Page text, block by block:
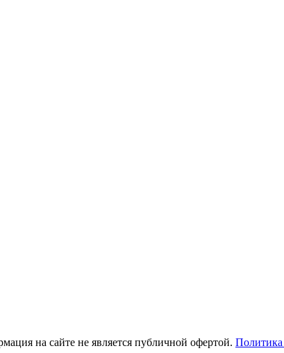
на сайте не является публичной офертой. Политика